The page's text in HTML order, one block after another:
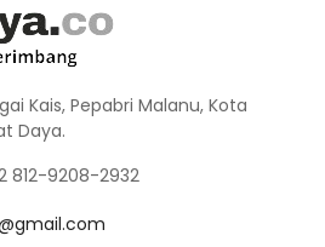
Kais, Pepabri Malanu, Kota
Daya.
812-9208-2932